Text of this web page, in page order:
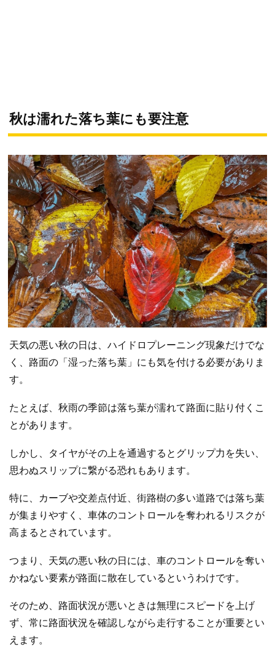
秋は濡れた落ち葉にも要注意
天気の悪い秋の日は、ハイドロプレーニング現象だけでな
く、路面の「湿った落ち葉」にも気を付ける必要がありま
す。
たとえば、秋雨の季節は落ち葉が濡れて路面に貼り付くこ
とがあります。
しかし、タイヤがその上を通過するとグリップ力を失い、
思わぬスリップに繋がる恐れもあります。
特に、カーブや交差点付近、街路樹の多い道路では落ち葉
が集まりやすく、車体のコントロールを奪われるリスクが
高まるとされています。
つまり、天気の悪い秋の日には、車のコントロールを奪い
かねない要素が路面に散在しているというわけです。
そのため、路面状況が悪いときは無理にスピードを上げ
ず、常に路面状況を確認しながら走行することが重要とい
えます。